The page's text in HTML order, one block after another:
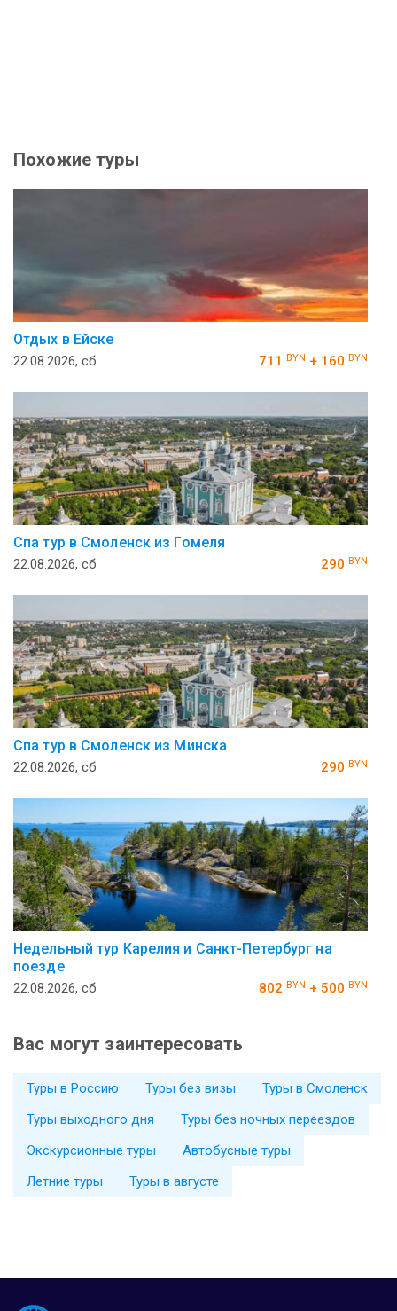
Похожие туры
Отдых в Ейске
22.08.2026, сб 711 BYN + 160 BYN
Спа тур в Смоленск из Гомеля
22.08.2026, сб 290 BYN
Спа тур в Смоленск из Минска
22.08.2026, сб 290 BYN
Недельный тур Карелия и Санкт-Петербург на
поезде
22.08.2026, сб 802 BYN + 500 BYN
Вас могут заинтересовать
Туры в Россию Туры без визы
Туры в Смоленск
Туры выходного дня
Туры без ночных переездов
Экскурсионные туры
Автобусные туры
Летние туры
Туры в августе